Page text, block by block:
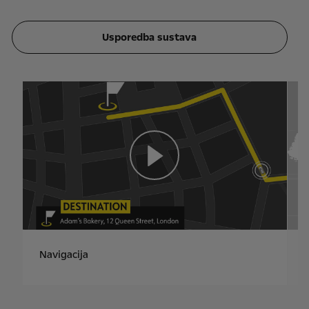
Usporedba sustava
Navigacija